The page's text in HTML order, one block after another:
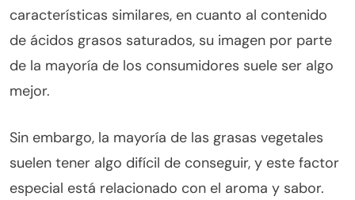
características similares, en cuanto al contenido
de ácidos grasos saturados, su imagen por parte
de la mayoría de los consumidores suele ser algo
mejor.
Sin embargo, la mayoría de las grasas vegetales
suelen tener algo difícil de conseguir, y este factor
especial está relacionado con el aroma y sabor.